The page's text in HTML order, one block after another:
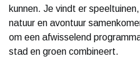
kunnen. Je vindt er
natuur en avontuur
om een afwisselend
stad en groen combineert.